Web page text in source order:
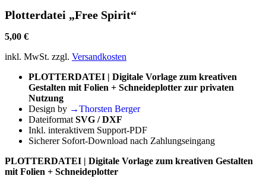
Plotterdatei „Free Spirit“
5,00 €
inkl. MwSt. zzgl. Versandkosten
PLOTTERDATEI | Digitale Vorlage zum kreativen
Gestalten mit Folien + Schneideplotter zur privaten
Nutzung
Design by →Thorsten Berger
Dateiformat SVG / DXF
Inkl. interaktivem Support-PDF
Sicherer Sofort-Download nach Zahlungseingang
PLOTTERDATEI | Digitale Vorlage zum kreativen Gestalten
mit Folien + Schneideplotter